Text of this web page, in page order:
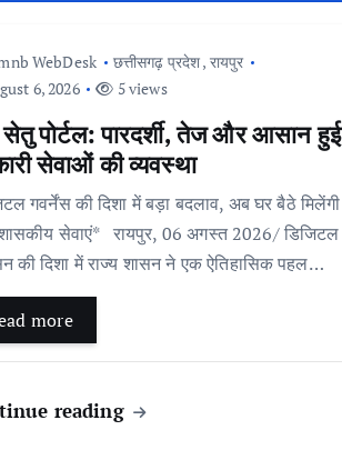
WebDesk छत्तीसगढ़ प्रदेश, रायपुर
6, 2026
5 views
पोर्टल: पारदर्शी, तेज और आसान हुई
सेवाओं की व्यवस्था
गवर्नेंस की दिशा में बड़ा बदलाव, अब घर बैठे मिलेंगी
सेवाएं* रायपुर, 06 अगस्त 2026/ डिजिटल
की दिशा में राज्य शासन ने एक ऐतिहासिक पहल…
more
reading